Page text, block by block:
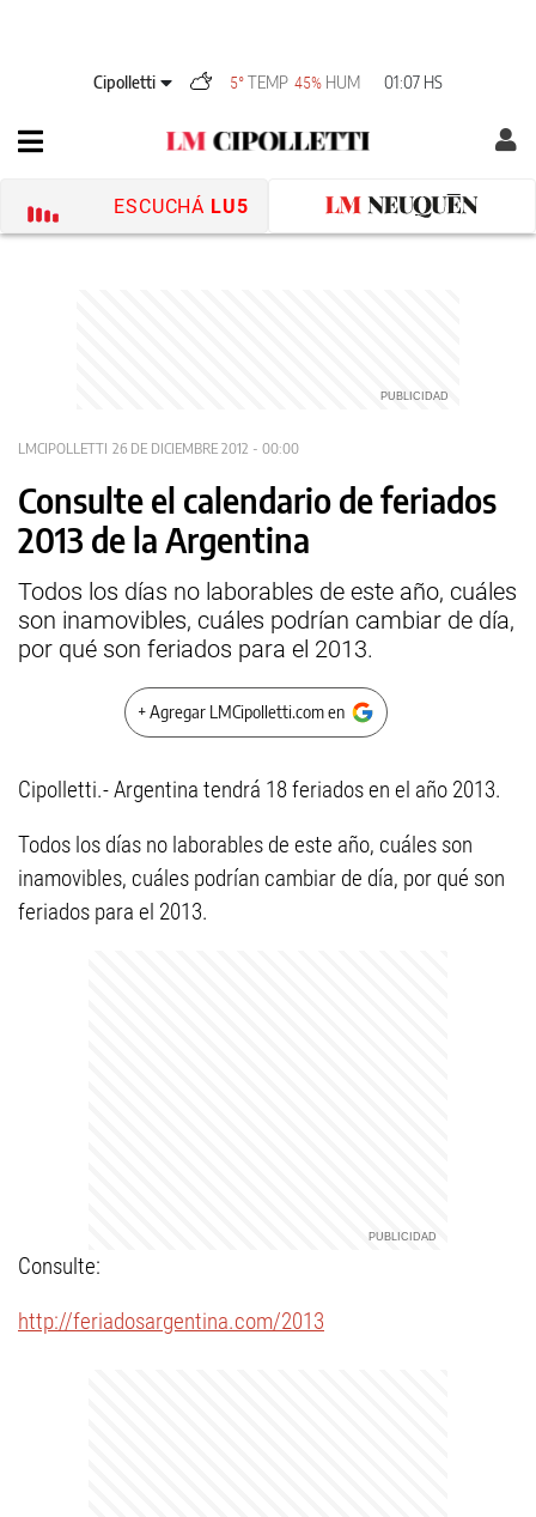
Cipolletti 5° TEMP 45% HUM 01:07 HS
ESCUCHÁ LU5
LMCIPOLLETTI 26 DE DICIEMBRE 2012 - 00:00
Consulte el calendario de feriados
2013 de la Argentina
Todos los días no laborables de este año, cuáles
son inamovibles, cuáles podrían cambiar de día,
por qué son feriados para el 2013.
+ Agregar LMCipolletti.com en
Cipolletti.- Argentina tendrá 18 feriados en el año 2013.
Todos los días no laborables de este año, cuáles son
inamovibles, cuáles podrían cambiar de día, por qué son
feriados para el 2013.
Consulte:
http://feriadosargentina.com/2013